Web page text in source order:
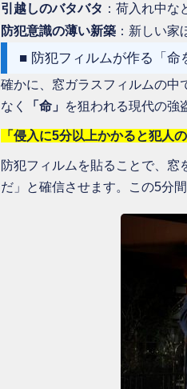
引越しのバタバタ ：荷入れ中な
防犯意識の薄い新築 ：新しい家
■ 防犯フィルムが作る「命
確かに、窓ガラスフィルムの中
なく
「命」 を狙われる現代の強
「侵入に5分以上かかると犯人
防犯フィルムを貼ることで、窓
だ」と確信させます。この5分